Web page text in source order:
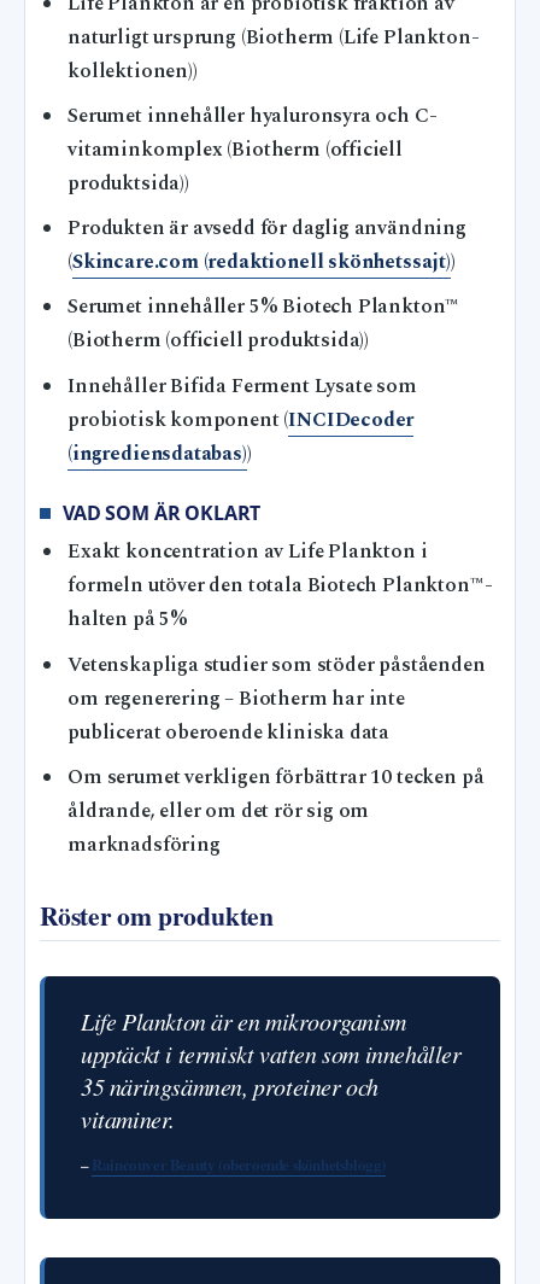
naturligt ursprung (Biotherm (Life Plankton-
kollektionen))
Serumet innehåller hyaluronsyra och C-
vitaminkomplex (Biotherm (officiell
produktsida))
Produkten är avsedd för daglig användning
(Skincare.com (redaktionell skönhetssajt))
Serumet innehåller 5% Biotech Plankton™
(Biotherm (officiell produktsida))
Innehåller Bifida Ferment Lysate som
probiotisk komponent (INCIDecoder
(ingrediensdatabas))
VAD SOM ÄR OKLART
Exakt koncentration av Life Plankton i
formeln utöver den totala Biotech Plankton™-
halten på 5%
Vetenskapliga studier som stöder påståenden
om regenerering – Biotherm har inte
publicerat oberoende kliniska data
Om serumet verkligen förbättrar 10 tecken på
åldrande, eller om det rör sig om
marknadsföring
Röster om produkten
Life Plankton är en mikroorganism
upptäckt i termiskt vatten som innehåller
35 näringsämnen, proteiner och
vitaminer.
–Raincouver Beauty (oberoende skönhetsblogg)